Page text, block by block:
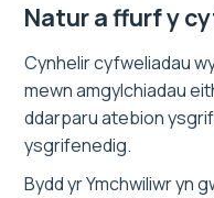
Natur a ffurf y
Cynhelir cyfweliadau
mewn amgylchiadau
ddarparu atebion
ysgrifenedig.
Bydd yr Ymchwiliwr yn